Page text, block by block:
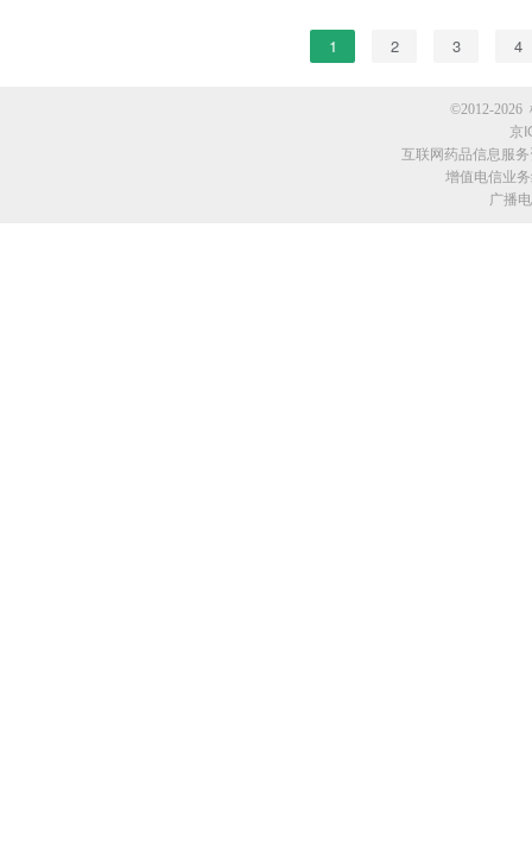
1 2 3 4
©2012-2026
京
互联网药品信息服
增值电信业
广播